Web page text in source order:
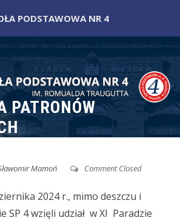
PATRONÓW
Mamoń Comment Closed
2024 r., mimo deszczu i
SP 4 wzięli udział w XI Paradzie
PODSTAWOWA NR 4